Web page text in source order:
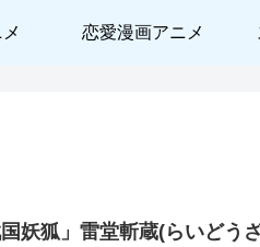
恋愛漫画アニメ
国妖狐」雷堂斬蔵(らいどう